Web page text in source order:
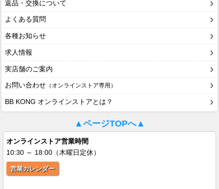
返品・交換について
よくある質問
各種お知らせ
求人情報
実店舗のご案内
お問い合わせ （オンラインストア専用）
BB KONG オンラインストアとは？
▲ページTOPへ▲
オンラインストア営業時間
10:30 ～ 18:00（木曜日定休）
営業カレンダー